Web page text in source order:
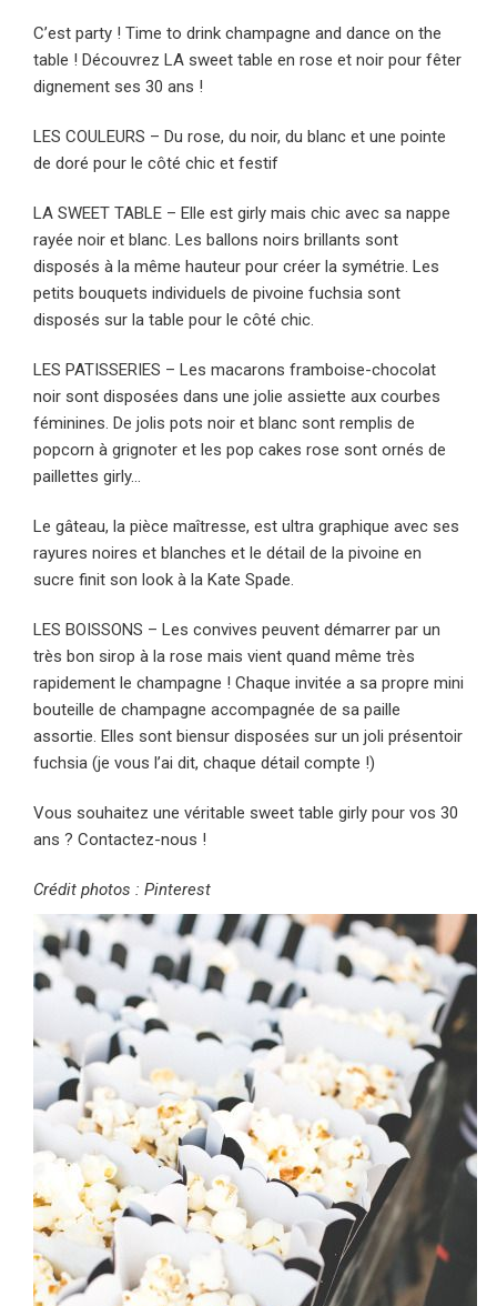
C’est party ! Time to drink champagne and dance on the
table ! Découvrez LA sweet table en rose et noir pour fêter
dignement ses 30 ans !
LES COULEURS – Du rose, du noir, du blanc et une pointe
de doré pour le côté chic et festif
LA SWEET TABLE – Elle est girly mais chic avec sa nappe
rayée noir et blanc. Les ballons noirs brillants sont
disposés à la même hauteur pour créer la symétrie. Les
petits bouquets individuels de pivoine fuchsia sont
disposés sur la table pour le côté chic.
LES PATISSERIES – Les macarons framboise-chocolat
noir sont disposées dans une jolie assiette aux courbes
féminines. De jolis pots noir et blanc sont remplis de
popcorn à grignoter et les pop cakes rose sont ornés de
paillettes girly…
Le gâteau, la pièce maîtresse, est ultra graphique avec ses
rayures noires et blanches et le détail de la pivoine en
sucre finit son look à la Kate Spade.
LES BOISSONS – Les convives peuvent démarrer par un
très bon sirop à la rose mais vient quand même très
rapidement le champagne ! Chaque invitée a sa propre mini
bouteille de champagne accompagnée de sa paille
assortie. Elles sont biensur disposées sur un joli présentoir
fuchsia (je vous l’ai dit, chaque détail compte !)
Vous souhaitez une véritable sweet table girly pour vos 30
ans ? Contactez-nous !
Crédit photos : Pinterest